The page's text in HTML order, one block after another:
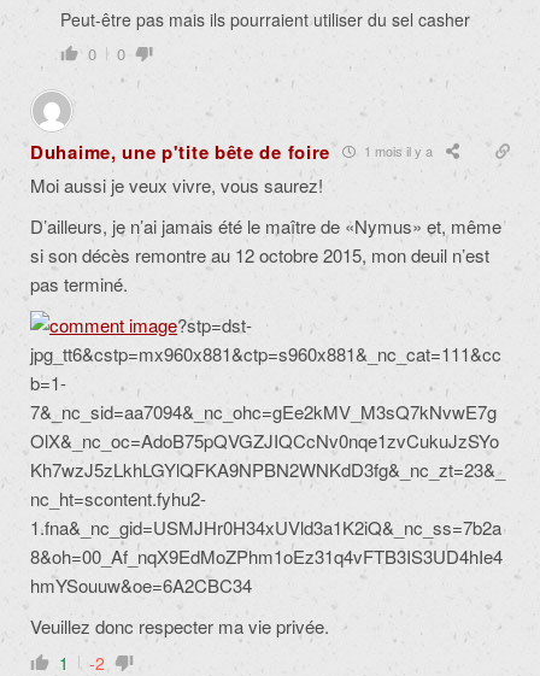
Peut-être pas mais ils pourraient utiliser du sel casher
0 0
Duhaime, une p'tite bête de foire 1 mois il y a
Moi aussi je veux vivre, vous saurez!
D’ailleurs, je n’ai jamais été le maître de «Nymus» et, même
si son décès remontre au 12 octobre 2015, mon deuil n’est
pas terminé.
?stp=dst-
jpg_tt6&cstp=mx960x881&ctp=s960x881&_nc_cat=111&cc
b=1-
7&_nc_sid=aa7094&_nc_ohc=gEe2kMV_M3sQ7kNvwE7g
OlX&_nc_oc=AdoB75pQVGZJIQCcNv0nqe1zvCukuJzSYo
Kh7wzJ5zLkhLGYlQFKA9NPBN2WNKdD3fg&_nc_zt=23&_
nc_ht=scontent.fyhu2-
1.fna&_nc_gid=USMJHr0H34xUVld3a1K2iQ&_nc_ss=7b2a
8&oh=00_Af_nqX9EdMoZPhm1oEz31q4vFTB3IS3UD4hIe4
hmYSouuw&oe=6A2CBC34
Veuillez donc respecter ma vie privée.
1 -2